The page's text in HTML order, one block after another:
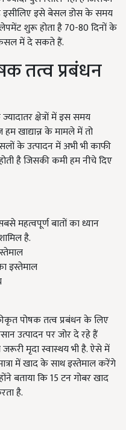
इसीलिए इसे बेसल डोस के समय
शुरू होता है 70-80 दिनों के
में दे सकते हैं.
तत्व प्रबंधन
क्षेत्रों में इस समय
खाद्यान्न के मामले में तो
के उत्पादन में अभी भी काफी
है जिसकी कमी हम नीचे दिए
महत्वपूर्ण बातों का ध्यान
है.
इस्तेमाल
पोषक तत्व प्रबंधन के लिए
उत्पादन पर जोर दे रहे हैं
मृदा स्वास्थय भी है. ऐसे में
में खाद के साथ इस्तेमाल करेंगे
बताया कि 15 टन गोबर खाद
है.